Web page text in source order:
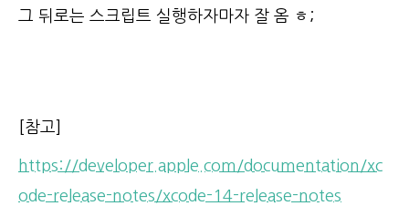
그 뒤로는 스크립트 실행하자마자 잘 옴 ㅎ;
[참고]
https://developer.apple.com/documentation/xc
ode-release-notes/xcode-14-release-notes